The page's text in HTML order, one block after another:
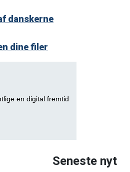
danskerne
dine filer
en digital fremtid
Seneste nyt